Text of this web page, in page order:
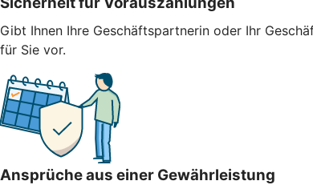
Gibt Ihnen Ihre Geschäftspartnerin oder Ihr
für Sie vor.
Ansprüche aus einer Gewährleistung